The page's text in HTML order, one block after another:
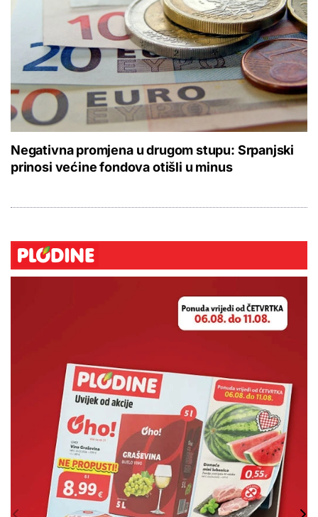
Negativna promjena u drugom stupu: Srpanjski
prinosi većine fondova otišli u minus